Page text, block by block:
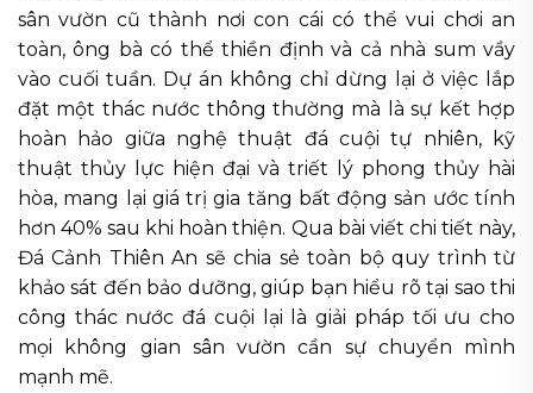
sân vườn cũ thành nơi con cái có thể vui chơi an
toàn, ông bà có thể thiền định và cả nhà sum vầy
vào cuối tuần. Dự án không chỉ dừng lại ở việc lắp
đặt một thác nước thông thường mà là sự kết hợp
hoàn hảo giữa nghệ thuật đá cuội tự nhiên, kỹ
thuật thủy lực hiện đại và triết lý phong thủy hài
hòa, mang lại giá trị gia tăng bất động sản ước tính
hơn 40% sau khi hoàn thiện. Qua bài viết chi tiết này,
Đá Cảnh Thiên An sẽ chia sẻ toàn bộ quy trình từ
khảo sát đến bảo dưỡng, giúp bạn hiểu rõ tại sao thi
công thác nước đá cuội lại là giải pháp tối ưu cho
mọi không gian sân vườn cần sự chuyển mình
mạnh mẽ.